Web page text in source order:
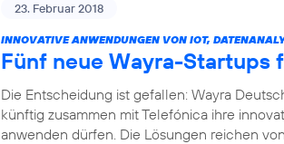
23. Februar 2018
INNOVATIVE ANWENDUNGEN VON IOT,
Fünf neue Wayra-Startups
Die Entscheidung ist gefallen: Wayra
künftig zusammen mit Telefónica ihre
anwenden dürfen. Die Lösungen reichen